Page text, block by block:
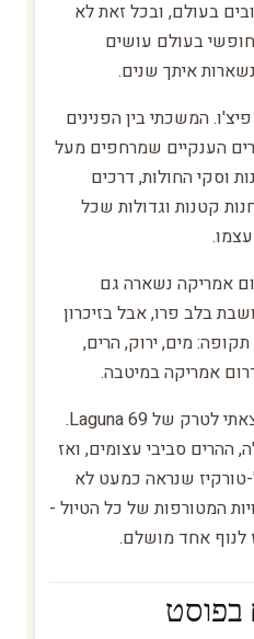
בעולם, ובכל זאת לא
בעולם עושים
איתך שנים.
המשכתי בין הפנינים
הענקיים שמרחפים מעל
וסקי החולות, דרכים
קטנות וגדולות שכל
אמריקה נשארה גם
בלב פרו, אבל בזיכרון
מים, ירוק, הרים,
אמריקה במיטבה.
ואז הגיעה הוארז. מהוארז יצאתי לטרק של Laguna 69.
ההרים סביבי עצומים, ואז
שנראה כמעט לא
המטורפות של כל הטיול -
אחד מושלם.
בפוסט